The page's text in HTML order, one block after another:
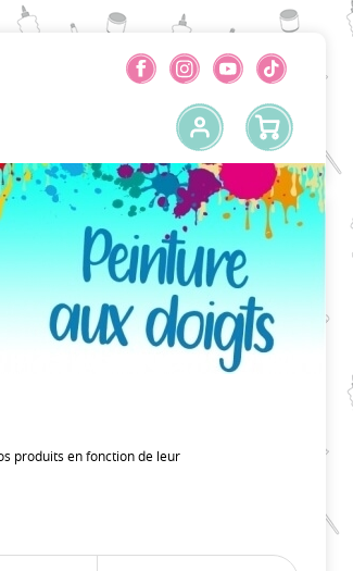
produits en fonction de leur